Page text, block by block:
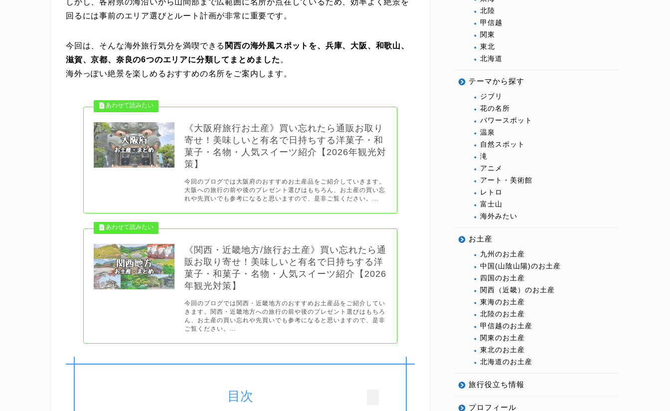
回るには事前のエリア選びとルート計画が非常に重要です。
今回は、そんな海外旅行気分を満喫できる 関西の海外風スポットを、兵庫、大阪、和歌山、
滋賀、京都、奈良の6つのエリアに分類してまとめました 。
海外っぽい絶景を楽しめるおすすめの名所をご案内します。
《大阪府旅行お土産》買い忘れたら通販お取り
寄せ！美味しいと有名で日持ちする洋菓子・和
菓子・名物・人気スイーツ紹介【2026年観光対
策】
今回のブログでは大阪府のおすすめお土産品をご紹介していきます。
大阪への旅行の前や後のプレゼント選びはもちろん、お土産の買い忘
れや先買いでも参考になると思いますので、是非ご覧ください。...
《関西・近畿地方/旅行お土産》買い忘れたら通
販お取り寄せ！美味しいと有名で日持ちする洋
菓子・和菓子・名物・人気スイーツ紹介【2026
年観光対策】
今回のブログでは関西・近畿地方のおすすめお土産品をご紹介してい
きます。関西・近畿地方への旅行の前や後のプレゼント選びはもちろ
ん、お土産の買い忘れや先買いでも参考になると思いますので、是非
ご覧ください。...
目次
北陸
甲信越
関東
東北
北海道
テーマから探す
ジブリ
花の名所
パワースポット
温泉
自然スポット
滝
アニメ
アート・美術館
レトロ
富士山
海外みたい
お土産
九州のお土産
中国(山陰山陽)のお土産
四国のお土産
関西（近畿）のお土産
東海のお土産
北陸のお土産
甲信越のお土産
関東のお土産
東北のお土産
北海道のお土産
旅行役立ち情報
プロフィール